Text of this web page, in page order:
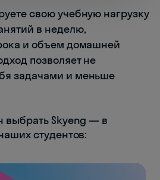
свою учебную нагрузку
в неделю,
и объем домашней
позволяет не
задачами и меньше
выбрать Skyeng — в
студентов: